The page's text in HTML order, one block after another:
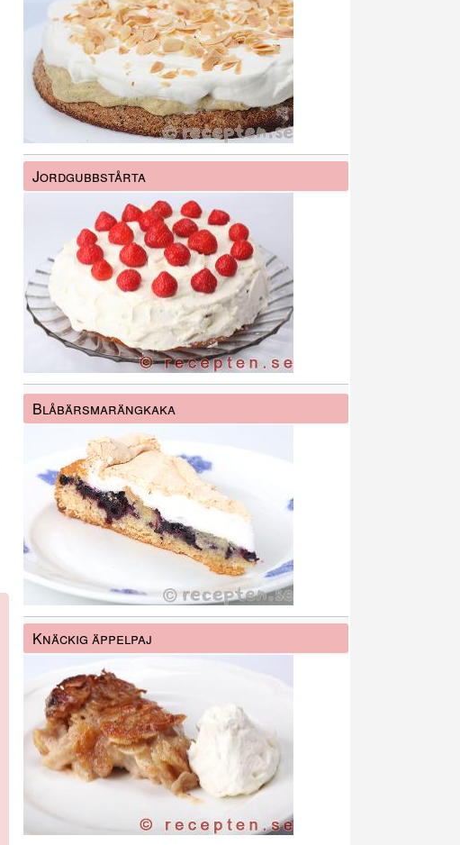
Jordgubbstårta
Blåbärsmarängkaka
Knäckig äppelpaj